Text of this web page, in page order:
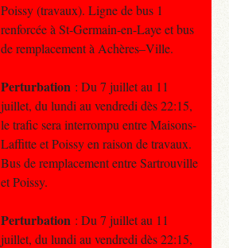
Poissy (travaux). Ligne de bus 1
renforcée à St-Germain-en-Laye et bus
de remplacement à Achères–Ville.
Perturbation : Du 7 juillet au 11
juillet, du lundi au vendredi dès 22:15,
le trafic sera interrompu entre Maisons-
Laffitte et Poissy en raison de travaux.
Bus de remplacement entre Sartrouville
et Poissy.
Perturbation : Du 7 juillet au 11
juillet, du lundi au vendredi dès 22:15,